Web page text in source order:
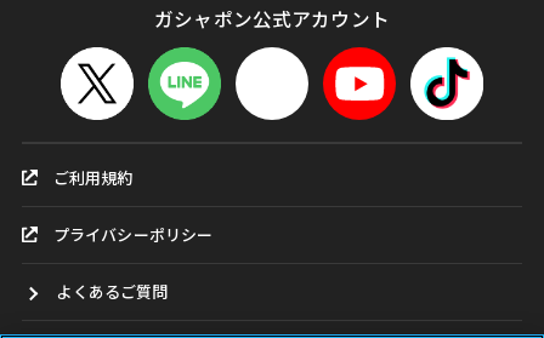
ガシャポン公式アカウント
ご利用規約
プライバシーポリシー
よくあるご質問